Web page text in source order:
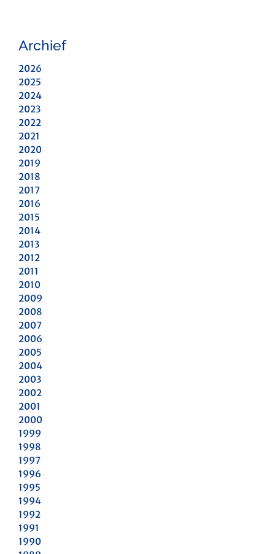
Archief
2026
2025
2024
2023
2022
2021
2020
2019
2018
2017
2016
2015
2014
2013
2012
2011
2010
2009
2008
2007
2006
2005
2004
2003
2002
2001
2000
1999
1998
1997
1996
1995
1994
1992
1991
1990